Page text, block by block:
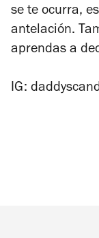
se te ocurra,
antelación.
aprendas a
IG: